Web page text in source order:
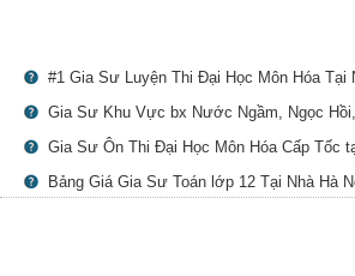
#1 Gia Sư Luyện Thi Đại Học Môn Hóa Tại
Gia Sư Khu Vực bx Nước Ngầm, Ngọc
Gia Sư Ôn Thi Đại Học Môn Hóa Cấp Tốc
Bảng Giá Gia Sư Toán lớp 12 Tại Nhà Hà